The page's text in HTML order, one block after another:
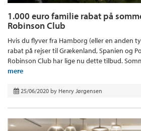
1.000 euro familie rabat på
Robinson Club
Hvis du flyver fra Hamborg (eller en anden
rabat på rejser til Grækenland, Spanien og
Robinson Club har lige nu dette tilbud.
mere
25/06/2020 by Henry Jørgensen